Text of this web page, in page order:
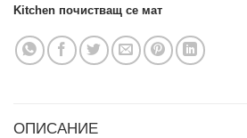
Kitchen почистващ се мат
ОПИСАНИЕ